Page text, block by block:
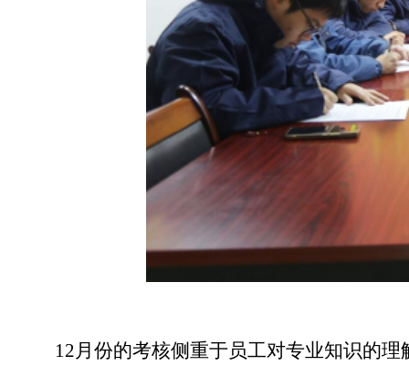
12月份的考核侧重于员工对专业知识的